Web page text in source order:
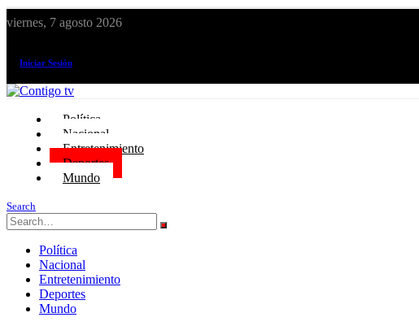
viernes, 7 agosto 2026
Iniciar Sesión
Política
Nacional
Entretenimiento
Deportes
Mundo
Search
Política
Nacional
Entretenimiento
Deportes
Mundo